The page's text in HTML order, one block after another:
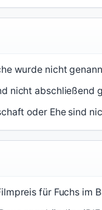
wurde nicht
nicht abschließend
oder Ehe sind
für Fuchs im